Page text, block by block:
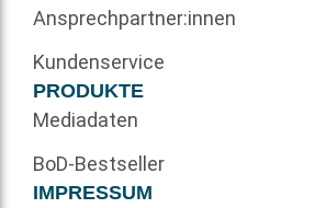
Ansprechpartner:innen
Kundenservice
PRODUKTE
Mediadaten
BoD-Bestseller
IMPRESSUM